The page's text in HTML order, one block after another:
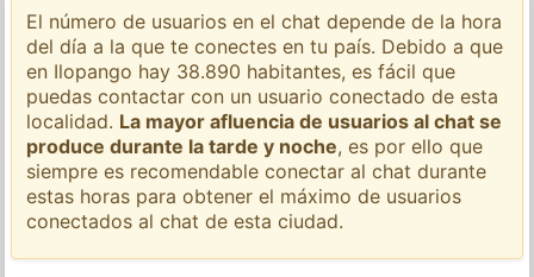
El número de usuarios en el chat depende de la hora
del día a la que te conectes en tu país. Debido a que
en Ilopango hay 38.890 habitantes, es fácil que
puedas contactar con un usuario conectado de esta
localidad. La mayor afluencia de usuarios al chat se
produce durante la tarde y noche, es por ello que
siempre es recomendable conectar al chat durante
estas horas para obtener el máximo de usuarios
conectados al chat de esta ciudad.